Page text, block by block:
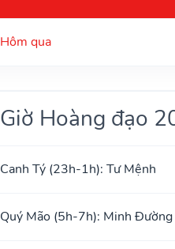
Hôm qua
Giờ Hoàng đạo
Canh Tý (23h-1h): Tư Mệnh
Quý Mão (5h-7h): Minh Đường